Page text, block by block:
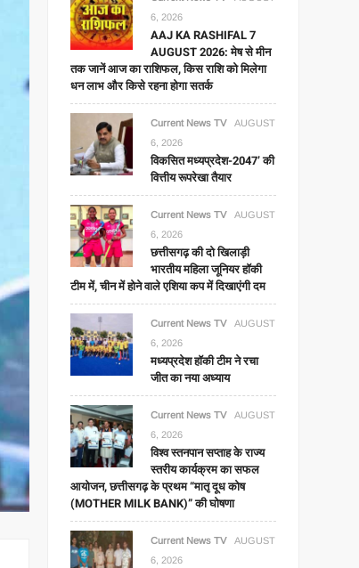
6, 2026
AAJ KA RASHIFAL 7
AUGUST 2026: मेष से मीन
तक जानें आज का राशिफल, किस राशि को मिलेगा
धन लाभ और किसे रहना होगा सतर्क
Current News TV
AUGUST
6, 2026
विकसित मध्यप्रदेश-2047’ की
वित्तीय रूपरेखा तैयार
Current News TV
AUGUST
6, 2026
छत्तीसगढ़ की दो खिलाड़ी
भारतीय महिला जूनियर हॉकी
टीम में, चीन में होने वाले एशिया कप में दिखाएंगी दम
Current News TV
AUGUST
6, 2026
मध्यप्रदेश हॉकी टीम ने रचा
जीत का नया अध्याय
Current News TV
AUGUST
6, 2026
विश्व स्तनपान सप्ताह के राज्य
स्तरीय कार्यक्रम का सफल
आयोजन, छत्तीसगढ़ के प्रथम “मातृ दूध कोष
(MOTHER MILK BANK)” की घोषणा
Current News TV
AUGUST
6, 2026